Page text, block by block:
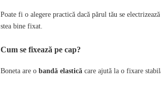
Poate fi o alegere practică dacă părul tău se
stea bine fixat.
Cum se fixează pe cap?
Boneta are o bandă elastică care ajută la o fixare